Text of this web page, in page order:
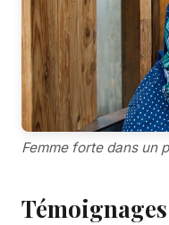
Femme forte dans un